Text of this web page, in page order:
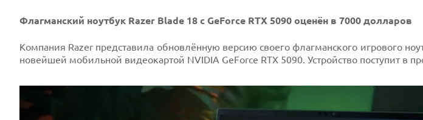
Флагманский ноутбук Razer Blade 18 с GeForce RTX 5090 оценён в 7000 долларов
Компания Razer представила обновлённую версию своего флагманского игрового
новейшей мобильной видеокартой NVIDIA GeForce RTX 5090. Устройство поступит в